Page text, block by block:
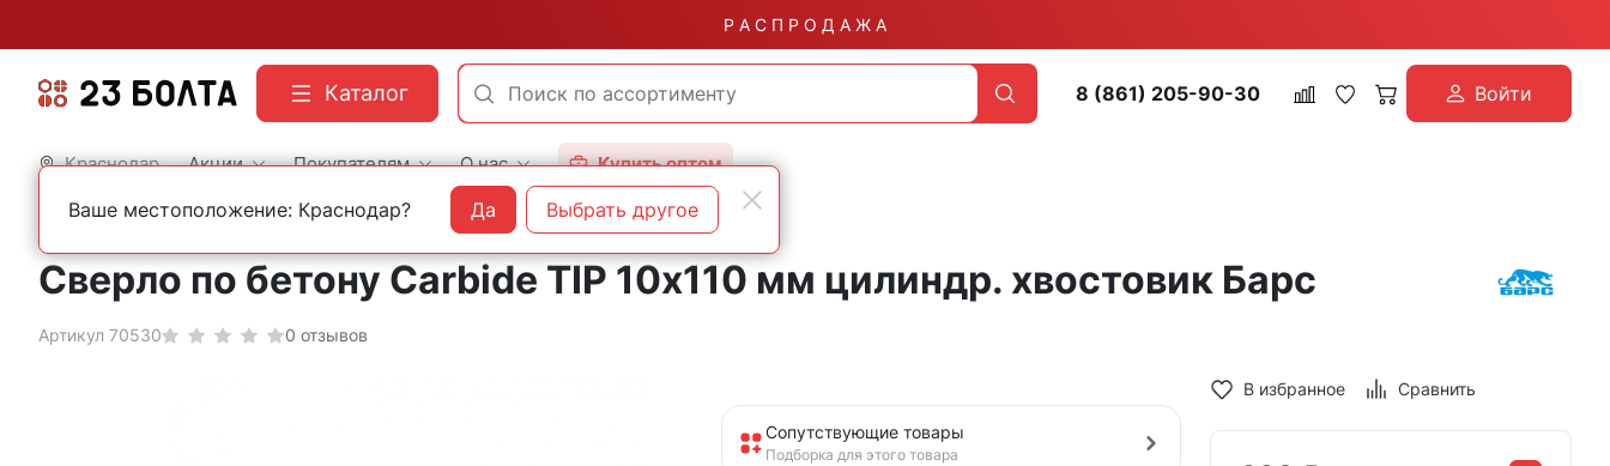
Р А С П Р О Д А Ж А
Каталог 8 (861) 205-90-30 Войти
Краснодар Акции Покупателям О нас Купить оптом
Главная Оснастка Сверла По бетону и камню Прочие
Сверло по бетону Carbide TIP 10х110 мм цилиндр. хвостовик Барс
Артикул 70530 0 отзывов
Сопутствующие товары
Подборка для этого товара
В избранное Сравнить
Ваше местоположение: Краснодар? Да Выбрать другое